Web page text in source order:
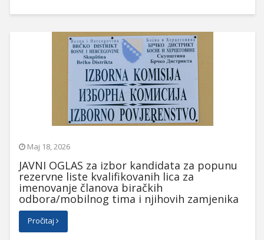
Maj 18, 2026
JAVNI OGLAS za izbor kandidata za popunu
rezervne liste kvalifikovanih lica za
imenovanje članova biračkih
odbora/mobilnog tima i njihovih zamjenika
Pročitaj